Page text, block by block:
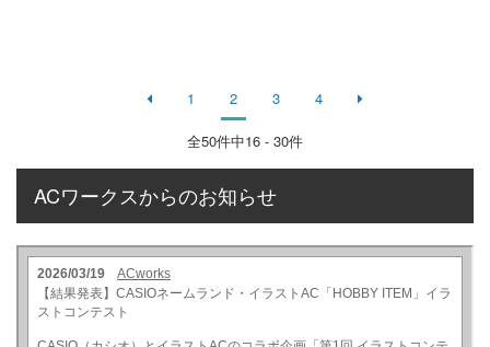
1 2 3 4
全50件中16 - 30件
ACワークスからのお知らせ